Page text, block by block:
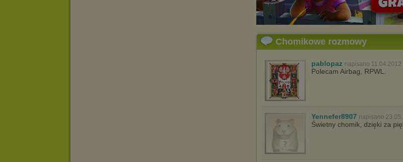
Chomikowe rozmowy
pablopaz napisano 11.04.2012
Polecam Airbag, RPWL.
Yennefer8907 napisano
Świetny chomik, dzięki za